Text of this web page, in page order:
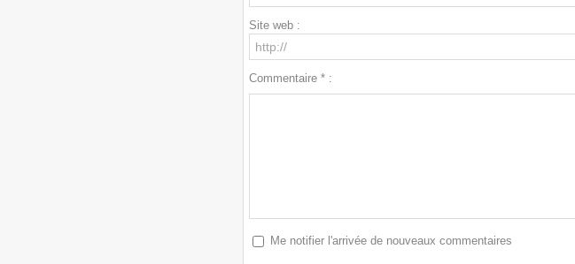
Site web :
Commentaire * :
Me notifier l'arrivée de nouveaux commentaires